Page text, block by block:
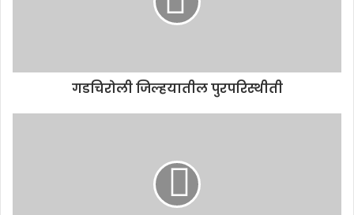
गडचिरोली जिल्हयातील पुरपरिस्थीती